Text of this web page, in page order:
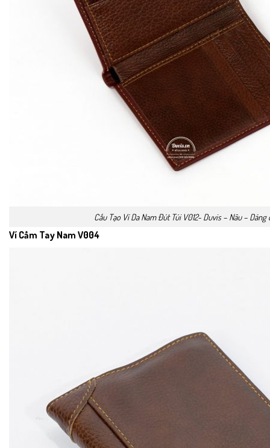
Cấu Tạo Ví Da Nam Đút Túi V012- Duvis – Nâu – Dáng
Ví Cầm Tay Nam V004